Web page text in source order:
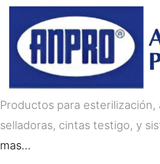
Productos para esterilización,
selladoras, cintas testigo, y
mas…